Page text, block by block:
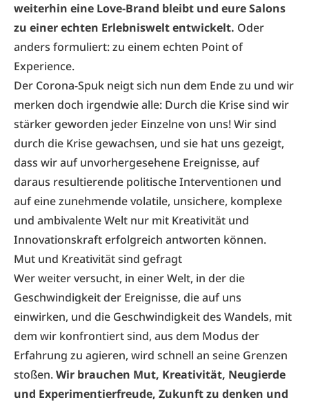
weiterhin eine Love-Brand bleibt und eure Salons
zu einer echten Erlebniswelt entwickelt. Oder
anders formuliert: zu einem echten Point of
Experience.
Der Corona-Spuk neigt sich nun dem Ende zu und wir
merken doch irgendwie alle: Durch die Krise sind wir
stärker geworden jeder Einzelne von uns! Wir sind
durch die Krise gewachsen, und sie hat uns gezeigt,
dass wir auf unvorhergesehene Ereignisse, auf
daraus resultierende politische Interventionen und
auf eine zunehmende volatile, unsichere, komplexe
und ambivalente Welt nur mit Kreativität und
Innovationskraft erfolgreich antworten können.
Mut und Kreativität sind gefragt
Wer weiter versucht, in einer Welt, in der die
Geschwindigkeit der Ereignisse, die auf uns
einwirken, und die Geschwindigkeit des Wandels, mit
dem wir konfrontiert sind, aus dem Modus der
Erfahrung zu agieren, wird schnell an seine Grenzen
stoßen.Wir brauchen Mut, Kreativität, Neugierde
und Experimentierfreude, Zukunft zu denken und